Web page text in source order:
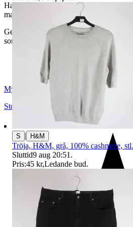
Har du frågor eller funderingar hör av
mail:
webbshop@myrorna.se
Genom att buda på våra annonser
som du hittar på vår infosida här på
Myrorna
Stockholm
S | H&M
Tröja, H&M, grå, 100% cashmere,
Sluttid9 aug 20:51 .
Pris:45 kr,Ledande bud.